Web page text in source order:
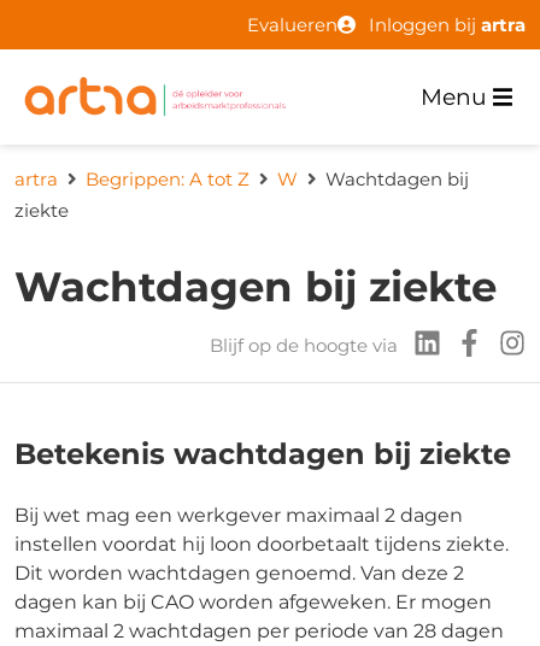
Evalueren Inloggen bij artra
Menu
artra Begrippen: A tot Z W
Wachtdagen bij
ziekte
Wachtdagen bij ziekte
Blijf op de hoogte via
Betekenis wachtdagen bij ziekte
Bij wet mag een werkgever maximaal 2 dagen
instellen voordat hij loon doorbetaalt tijdens ziekte.
Dit worden wachtdagen genoemd. Van deze 2
dagen kan bij CAO worden afgeweken. Er mogen
maximaal 2 wachtdagen per periode van 28 dagen